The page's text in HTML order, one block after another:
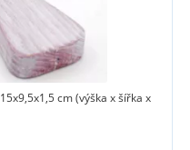
cm (výška x šířka x